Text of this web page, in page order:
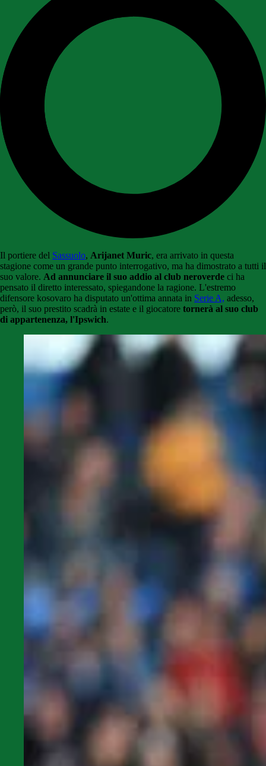
Il portiere del Sassuolo, Arijanet Muric, era arrivato in questa
stagione come un grande punto interrogativo, ma ha dimostrato a tutti il
suo valore. Ad annunciare il suo addio al club neroverde ci ha
pensato il diretto interessato, spiegandone la ragione. L'estremo
difensore kosovaro ha disputato un'ottima annata in Serie A, adesso,
però, il suo prestito scadrà in estate e il giocatore tornerà al suo club
di appartenenza, l'Ipswich.